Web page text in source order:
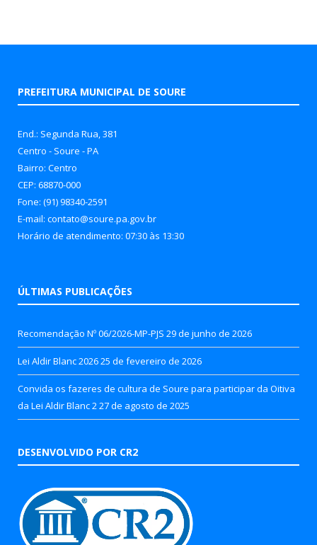
PREFEITURA MUNICIPAL DE SOURE
End.: Segunda Rua, 381
Centro - Soure - PA
Bairro: Centro
CEP: 68870-000
Fone: (91) 98340-2591
E-mail: contato@soure.pa.gov.br
Horário de atendimento: 07:30 às 13:30
ÚLTIMAS PUBLICAÇÕES
Recomendação Nº 06/2026-MP-PJS 29 de junho de 2026
Lei Aldir Blanc 202625 de fevereiro de 2026
Convida os fazeres de cultura de Soure para participar da Oitiva
da Lei Aldir Blanc 227 de agosto de 2025
DESENVOLVIDO POR CR2